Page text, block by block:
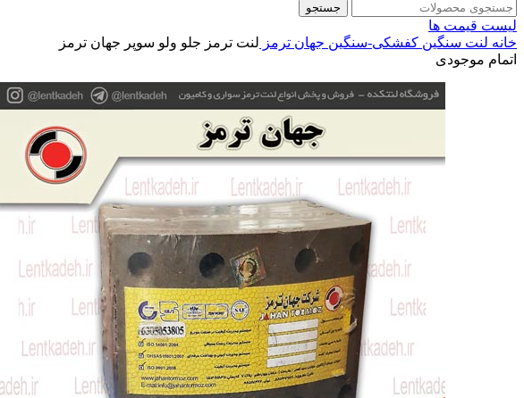
جستجو
لیست قیمت ها
خانه لنت سنگین کفشکی-سنگین جهان ترمز لنت ترمز جلو ولو سوپر جهان ترمز
اتمام موجودی